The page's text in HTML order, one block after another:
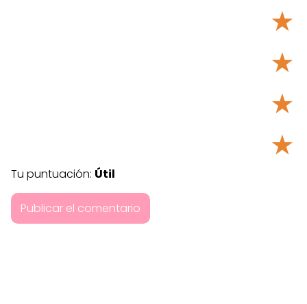
★
★
★
★
Tu puntuación: Útil